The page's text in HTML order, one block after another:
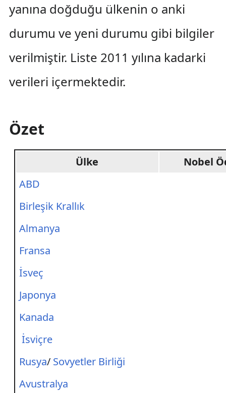
yanına doğduğu ülkenin o anki
durumu ve yeni durumu gibi bilgiler
verilmiştir. Liste 2011 yılına kadarki
verileri içermektedir.
Özet
Ülke
Nobel
ABD
Birleşik Krallık
Almanya
Fransa
İsveç
Japonya
Kanada
İsviçre
Rusya/ Sovyetler Birliği
Avustralya